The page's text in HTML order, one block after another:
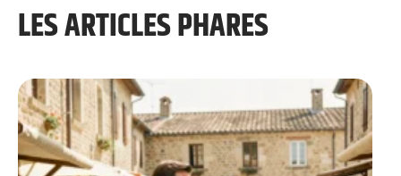
LES ARTICLES PHARES